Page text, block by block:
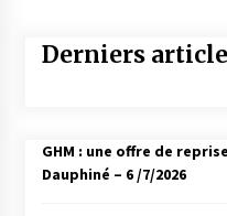
Derniers
GHM : une offre de
Dauphiné – 6 /7/2026